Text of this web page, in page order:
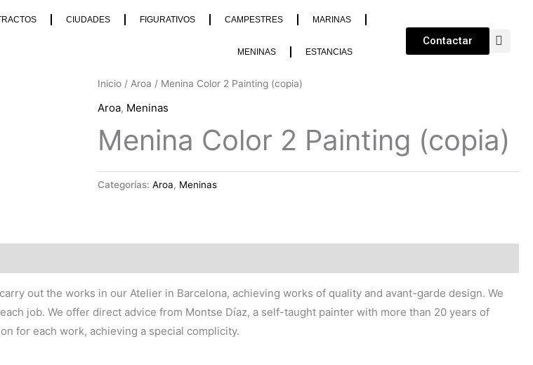
CIUDADES FIGURATIVOS CAMPESTRES MARINAS
MENINAS ESTANCIAS
Contactar
Inicio / Aroa / Menina Color 2 Painting (copia)
Aroa, Meninas
Menina Color 2 Painting (copia)
Categorías:Aroa, Meninas
out the works in our Atelier in Barcelona, achieving works of quality and avant-garde design. We
job. We offer direct advice from Montse Díaz, a self-taught painter with more than 20 years of
for each work, achieving a special complicity.